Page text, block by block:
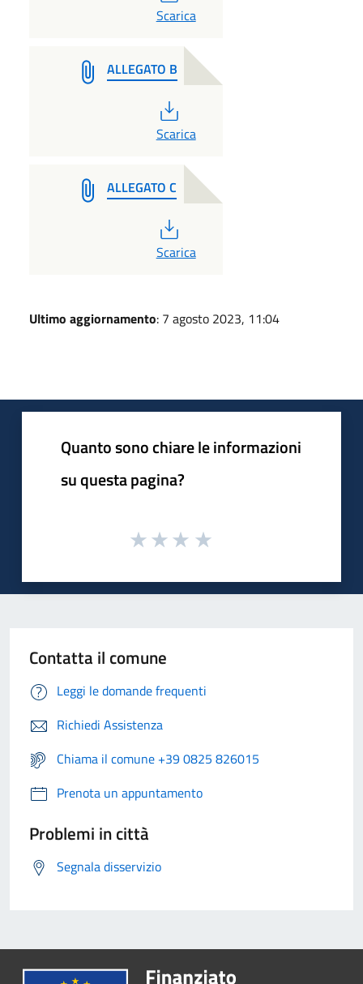
PDF
Scarica
ALLEGATO B
PDF
Scarica
ALLEGATO C
PDF
Scarica
Ultimo aggiornamento: 7 agosto 2023, 11:04
Quanto sono chiare le informazioni
su questa pagina?
Contatta il comune
Leggi le domande frequenti
Richiedi Assistenza
Chiama il comune +39 0825 826015
Prenota un appuntamento
Problemi in città
Segnala disservizio